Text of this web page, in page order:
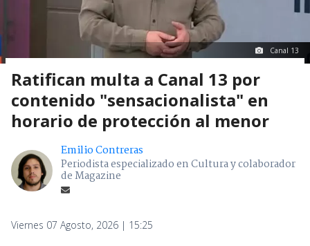
Canal 13
Ratifican multa a Canal 13 por
contenido "sensacionalista" en
horario de protección al menor
Emilio Contreras
Periodista especializado en Cultura y colaborador
de Magazine
Viernes 07 Agosto, 2026 | 15:25